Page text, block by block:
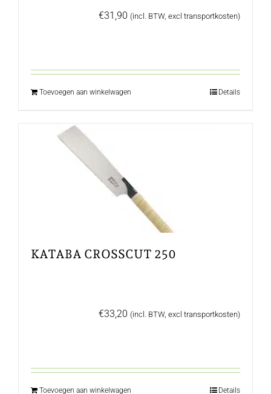
€31,90 (incl. BTW, excl transportkosten)
Toevoegen aan winkelwagen Details
KATABA CROSSCUT 250
€33,20 (incl. BTW, excl transportkosten)
Toevoegen aan winkelwagen Details